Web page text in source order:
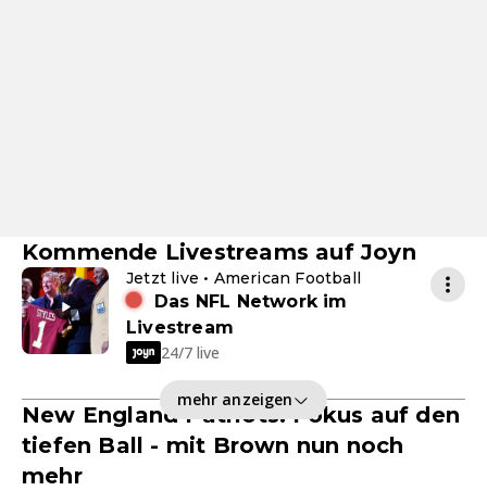
Kommende Livestreams auf Joyn
Jetzt live • American Football
Das NFL Network im
Livestream
24/7 live
mehr anzeigen
New England Patriots: Fokus auf den
tiefen Ball - mit Brown nun noch
mehr